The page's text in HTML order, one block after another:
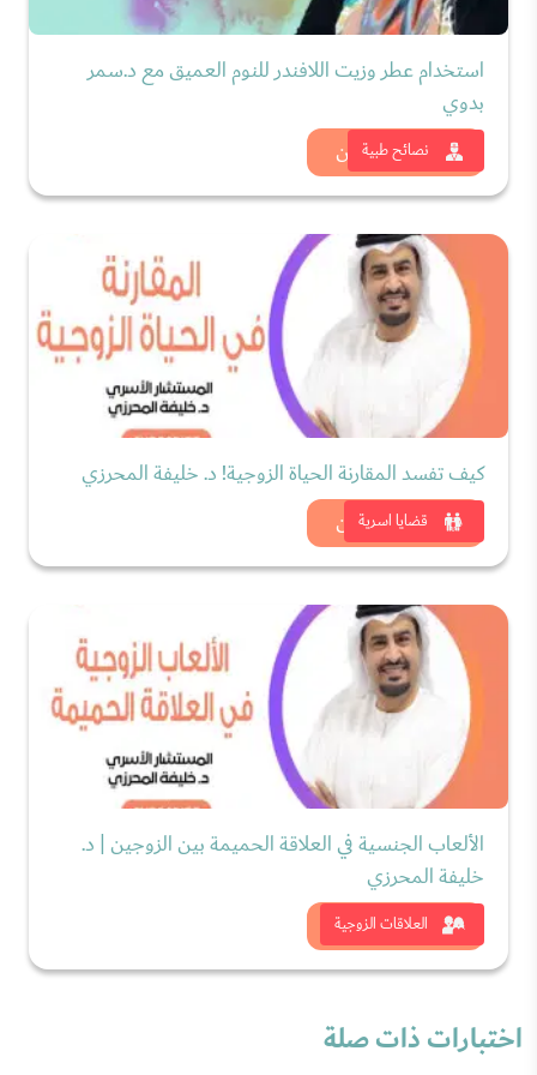
نصائح طبية
استخدام عطر وزيت اللافندر للنوم العميق مع د.سمر
بدوي
شاهد الان
قضايا اسرية
كيف تفسد المقارنة الحياة الزوجية! د. خليفة المحرزي
شاهد الان
العلاقات الزوجية
الألعاب الجنسية في العلاقة الحميمة بين الزوجين | د.
خليفة المحرزي
شاهد الان
اختبارات ذات صلة